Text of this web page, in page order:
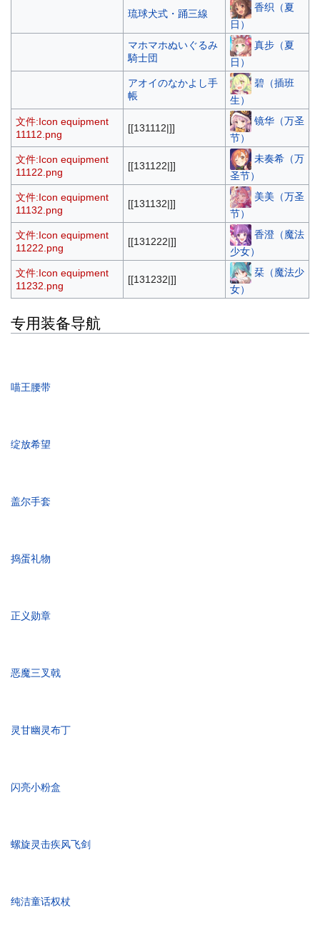
琉球犬式・踊三線
香织（夏
日）
マホマホぬいぐるみ
騎士団
真步（夏
日）
アオイのなかよし手
帳
碧（插班
生）
文件:Icon equipment
11112.png
[[131112|]]
镜华（万圣
节）
文件:Icon equipment
11122.png
[[131122|]]
未奏希（万
圣节）
文件:Icon equipment
11132.png
[[131132|]]
美美（万圣
节）
文件:Icon equipment
11222.png
[[131222|]]
香澄（魔法
少女）
文件:Icon equipment
11232.png
[[131232|]]
栞（魔法少
女）
专用装备导航
喵王腰带
绽放希望
盖尔手套
捣蛋礼物
正义勋章
恶魔三叉戟
灵甘幽灵布丁
闪亮小粉盒
螺旋灵击疾风飞剑
纯洁童话权杖